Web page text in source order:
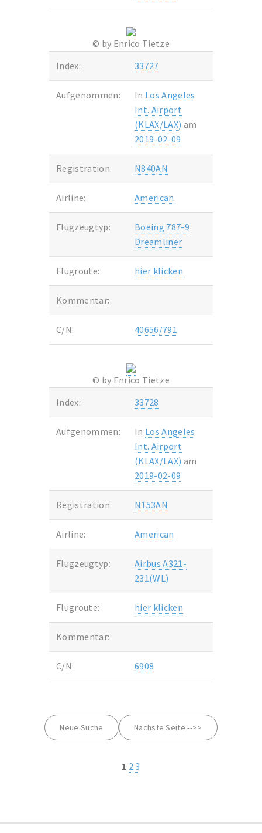
© by Enrico Tietze
Index:
33727
Aufgenommen: In Los Angeles
Int. Airport
(KLAX/LAX) am
2019-02-09
Registration: N840AN
Airline: American
Flugzeugtyp:
Boeing 787-9
Dreamliner
Flugroute: hier klicken
Kommentar:
C/N: 40656/791
© by Enrico Tietze
Index:
33728
Aufgenommen: In Los Angeles
Int. Airport
(KLAX/LAX) am
2019-02-09
Registration: N153AN
Airline: American
Flugzeugtyp:
Airbus A321-
231(WL)
Flugroute: hier klicken
Kommentar:
C/N: 6908
Neue Suche Nächste Seite -->>
1 2 3